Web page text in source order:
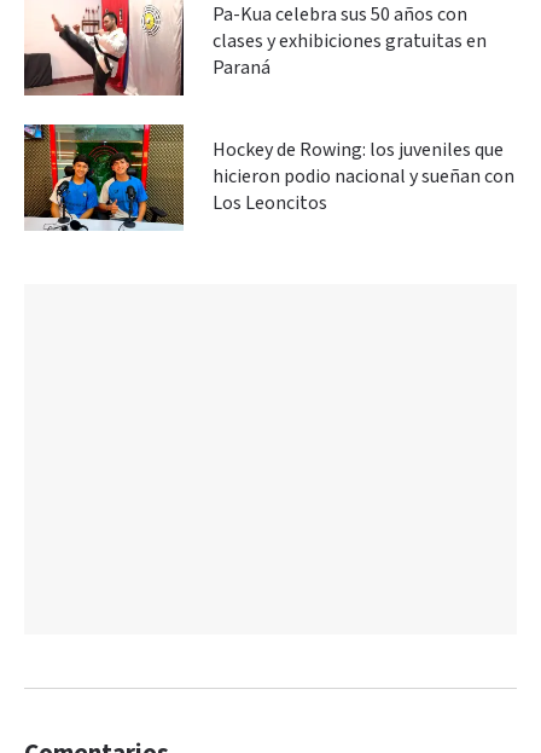
Pa-Kua celebra sus 50 años con
clases y exhibiciones gratuitas en
Paraná
Hockey de Rowing: los juveniles que
hicieron podio nacional y sueñan con
Los Leoncitos